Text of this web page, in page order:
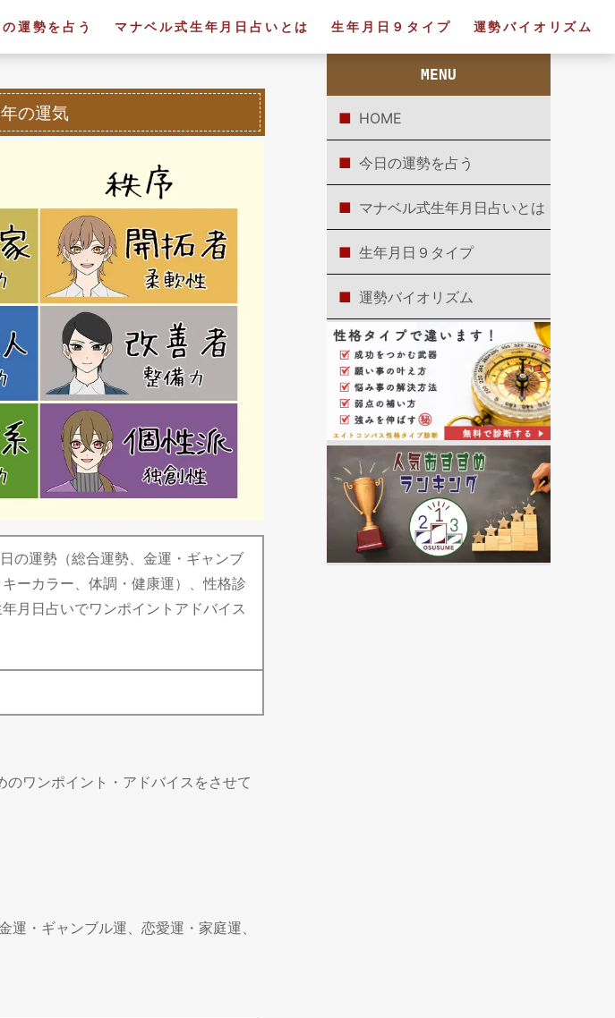
運勢を占う マナベル式生年月日占いとは 生年月日９タイプ 運勢バイオリズム
の運気
の運勢（総合運勢、金運・ギャンブ
ーカラー、体調・健康運）、性格診
月日占いでワンポイントアドバイス
ワンポイント・アドバイスをさせて
・ギャンブル運、恋愛運・家庭運、
MENU
HOME
今日の運勢を占う
マナベル式生年月日占いとは
生年月日９タイプ
運勢バイオリズム